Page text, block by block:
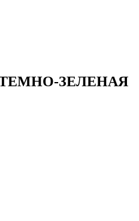
ЗЕЛЕНАЯ